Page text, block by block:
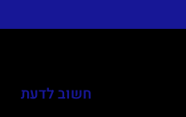
חשוב לדעת